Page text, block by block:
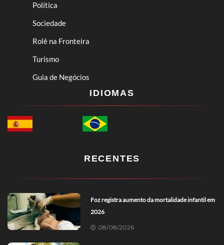
Política
Sociedade
Rolê na Fronteira
Turismo
Guia de Negócios
IDIOMAS
RECENTES
Foz registra aumento da mortalidade infantil em
2026
08/08/2026